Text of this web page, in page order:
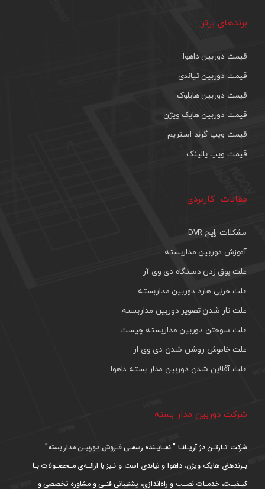
برندهای برتر
قیمت دوربین داهوا
قیمت دوربین تیاندی
قیمت دوربین هایلوک
قیمت دوربین هایک ویژن
قیمت ویپ گرند استریم
قیمت ویپ یالینک
مقالات کاربردی
مشکلات رایج DVR
آموزش دوربین مداربسته
علت بوق زدن دستگاه دی وی آر
علت خرابی هارد دوربین مداربسته
علت تار شدن تصویر دوربین مداربسته
علت سوختن دوربین مداربسته چیست
علت خاموش روشن شدن دی وی ار
علت آفلاین شدن دوربین مدار بسته داهوا
شرکت دوربین مدار بسته
شرکت تـارتـن دژ آریـانـا ” نمـایـنده رسمـیفـروش دوربیـن مدار بسته”
بـرندهای هایک ویژن، داهوا و تیاندی است و نـیز با ارائـه‌ی مـحصـولات بـا
کیـفیـت، خدمـات نصـب و راه‌اندازی، پشتیبانی فنـی و مشاوره تخصصی و